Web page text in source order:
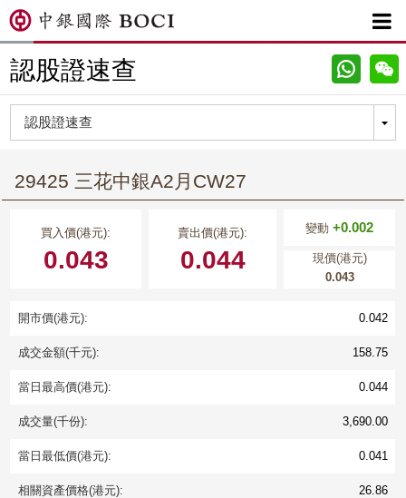

認股證速查
29425 三花中銀A2月CW27
買入價(港元):
0.043
賣出價(港元):
0.044
變動+0.002
現價(港元)
0.043
開市價(港元): 0.042
成交金額(千元): 158.75
當日最高價(港元): 0.044
成交量(千份): 3,690.00
當日最低價(港元): 0.041
相關資產價格(港元): 26.86